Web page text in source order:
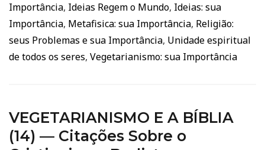
Importância, Ideias Regem o Mundo, Ideias: sua
Importância, Metafisica: sua Importância, Religião:
seus Problemas e sua Importância, Unidade espiritual
de todos os seres, Vegetarianismo: sua Importância
VEGETARIANISMO E A BÍBLIA
(14) — Citações Sobre o